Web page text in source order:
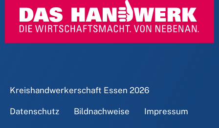
Kreishandwerkerschaft Essen 2026
Datenschutz Bildnachweise Impressum